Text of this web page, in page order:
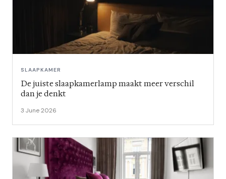
SLAAPKAMER
De juiste slaapkamerlamp maakt meer verschil
dan je denkt
3 June 2026